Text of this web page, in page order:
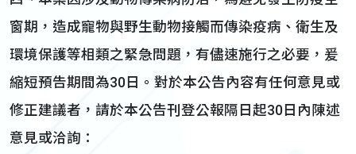
窗期，造成寵物與野生動物接觸而傳染疫病、衛生及
環境保護等相類之緊急問題，有儘速施行之必要，爰
縮短預告期間為30日。對於本公告內容有任何意見或
修正建議者，請於本公告刊登公報隔日起30日內陳述
意見或洽詢：